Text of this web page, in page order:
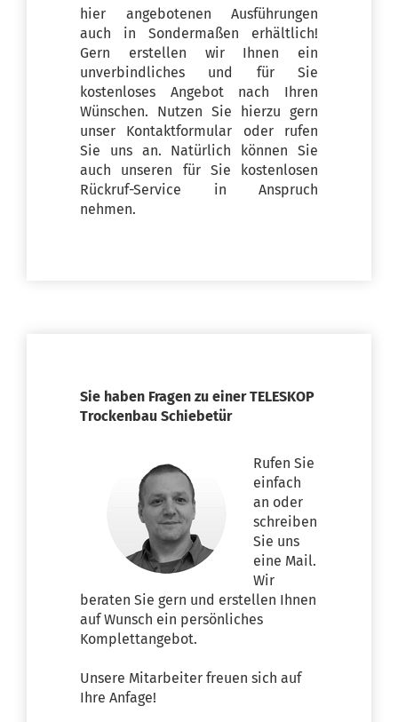
hier angebotenen Ausführungen
auch in Sondermaßen erhältlich!
Gern erstellen wir Ihnen ein
unverbindliches und für Sie
kostenloses Angebot nach Ihren
Wünschen. Nutzen Sie hierzu gern
unser Kontaktformular oder rufen
Sie uns an. Natürlich können Sie
auch unseren für Sie kostenlosen
Rückruf-Service in Anspruch
nehmen.
Sie haben Fragen zu einer TELESKOP
Trockenbau Schiebetür
Rufen Sie
einfach
an oder
schreiben
Sie uns
eine Mail.
Wir
beraten Sie gern und erstellen Ihnen
auf Wunsch ein persönliches
Komplettangebot.
Unsere Mitarbeiter freuen sich auf
Ihre Anfage!